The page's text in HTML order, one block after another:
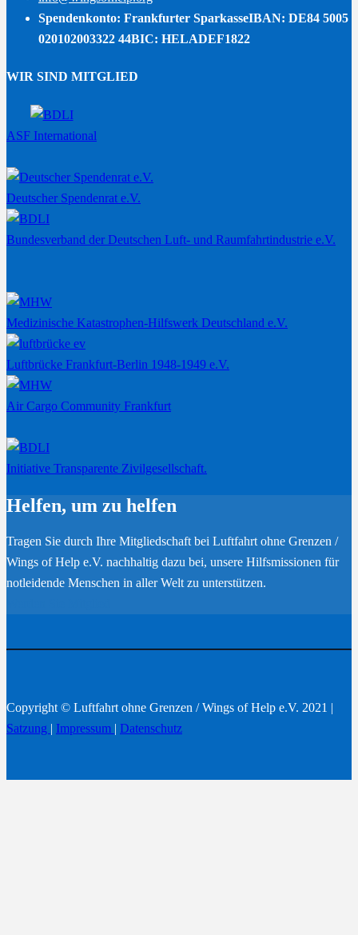
Spendenkonto: Frankfurter SparkasseIBAN: DE84 5005
020102003322 44BIC: HELADEF1822
WIR SIND MITGLIED
ASF International
Deutscher Spendenrat e.V.
Bundesverband der Deutschen Luft- und Raumfahrtindustrie e.V.
Medizinische Katastrophen-Hilfswerk Deutschland e.V.
Luftbrücke Frankfurt-Berlin 1948-1949 e.V.
Air Cargo Community Frankfurt
Initiative Transparente Zivilgesellschaft.
Helfen, um zu helfen
Tragen Sie durch Ihre Mitgliedschaft bei Luftfahrt ohne Grenzen /
Wings of Help e.V. nachhaltig dazu bei, unsere Hilfsmissionen für
notleidende Menschen in aller Welt zu unterstützen.
Copyright © Luftfahrt ohne Grenzen / Wings of Help e.V. 2021 |
Satzung | Impressum | Datenschutz